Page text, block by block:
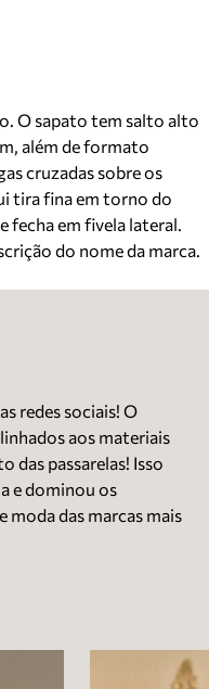
O sapato tem salto alto
além de formato
cruzadas sobre os
tira fina em torno do
fecha em fivela lateral.
do nome da marca.
redes sociais! O
aos materiais
das passarelas! Isso
e dominou os
moda das marcas mais